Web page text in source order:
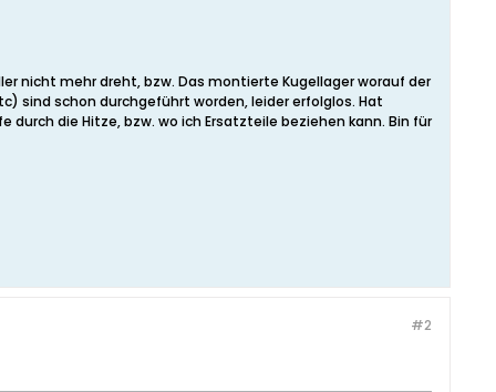
nicht mehr dreht, bzw. Das montierte Kugellager worauf der
sind schon durchgeführt worden, leider erfolglos. Hat
die Hitze, bzw. wo ich Ersatzteile beziehen kann. Bin für
#2